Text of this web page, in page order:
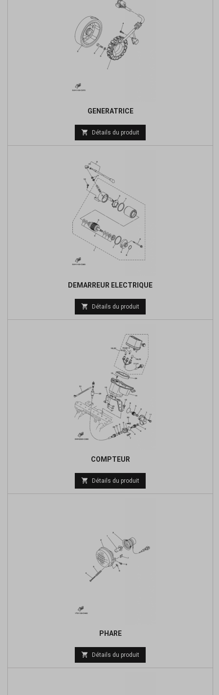
GENERATRICE
Prix
de
 Détails du produit
DEMARREUR ELECTRIQUE
Prix
de
 Détails du produit
COMPTEUR
Prix
de
 Détails du produit
PHARE
Prix
de
 Détails du produit